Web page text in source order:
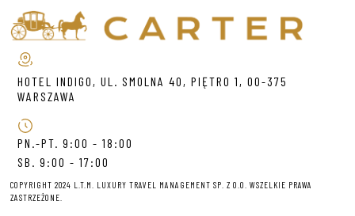
HOTEL INDIGO, UL. SMOLNA 40, PIĘTRO 1, 00-375
WARSZAWA
PN.-PT. 9:00 - 18:00
SB. 9:00 - 17:00
COPYRIGHT 2024 L.T.M. LUXURY TRAVEL MANAGEMENT SP. Z O.O. WSZELKIE PRAWA
ZASTRZEŻONE.